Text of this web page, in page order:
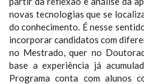
novas tecnologias que se
do conhecimento. É nesse
incorporar candidatos com
no Mestrado, quer no
base a experiência já
Programa conta com alunos